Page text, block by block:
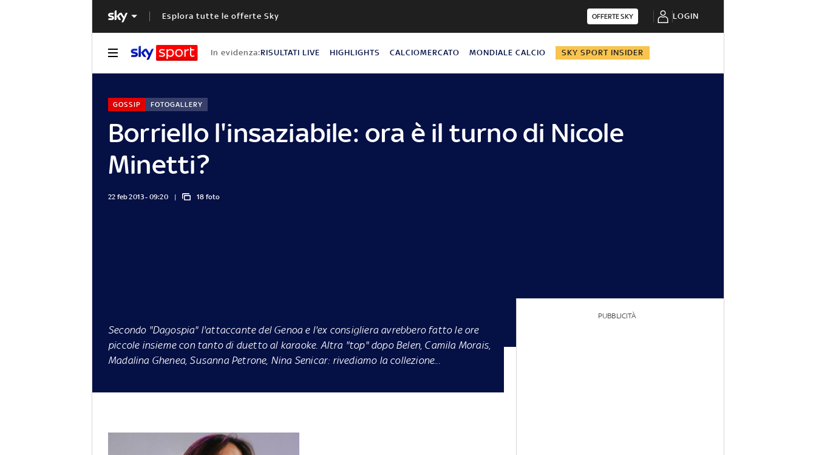
Esplora tutte le offerte Sky OFFERTE SKY LOGIN
In evidenza:RISULTATI LIVE HIGHLIGHTS CALCIOMERCATO MONDIALE CALCIO SKY SPORT INSIDER
Borriello l'insaziabile: ora è il turno di Nicole
Minetti?
GOSSIP FOTOGALLERY
22 feb 2013 - 09:20 18 foto
Secondo "Dagospia" l'attaccante del Genoa e l'ex consigliera avrebbero fatto le ore
piccole insieme con tanto di duetto al karaoke. Altra "top" dopo Belen, Camila Morais,
Madalina Ghenea, Susanna Petrone, Nina Senicar: rivediamo la collezione...
PUBBLICITÀ